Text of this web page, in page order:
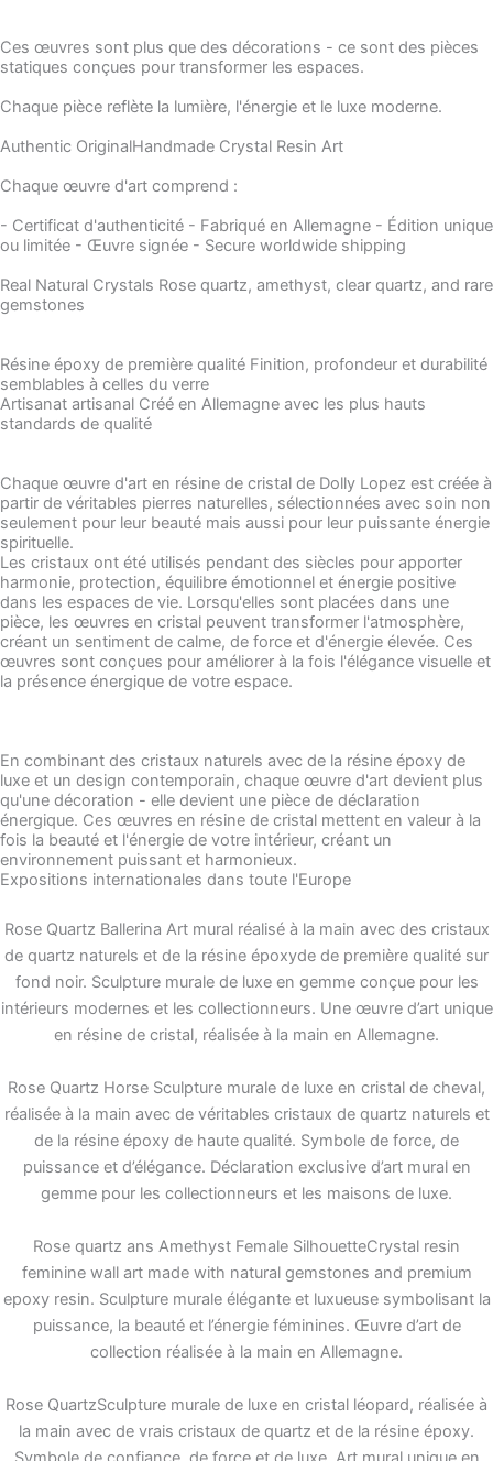
Ces œuvres sont plus que des décorations - ce sont des pièces
statiques conçues pour transformer les espaces.
Chaque pièce reflète la lumière, l'énergie et le luxe moderne.
Authentic OriginalHandmade Crystal Resin Art
Chaque œuvre d'art comprend :
- Certificat d'authenticité - Fabriqué en Allemagne - Édition unique
ou limitée - Œuvre signée - Secure worldwide shipping
Real Natural Crystals Rose quartz, amethyst, clear quartz, and rare
gemstones
Résine époxy de première qualité Finition, profondeur et durabilité
semblables à celles du verre
Artisanat artisanal Créé en Allemagne avec les plus hauts
standards de qualité
Chaque œuvre d'art en résine de cristal de Dolly Lopez est créée à
partir de véritables pierres naturelles, sélectionnées avec soin non
seulement pour leur beauté mais aussi pour leur puissante énergie
spirituelle.
Les cristaux ont été utilisés pendant des siècles pour apporter
harmonie, protection, équilibre émotionnel et énergie positive
dans les espaces de vie. Lorsqu'elles sont placées dans une
pièce, les œuvres en cristal peuvent transformer l'atmosphère,
créant un sentiment de calme, de force et d'énergie élevée. Ces
œuvres sont conçues pour améliorer à la fois l'élégance visuelle et
la présence énergique de votre espace.
En combinant des cristaux naturels avec de la résine époxy de
luxe et un design contemporain, chaque œuvre d'art devient plus
qu'une décoration - elle devient une pièce de déclaration
énergique. Ces œuvres en résine de cristal mettent en valeur à la
fois la beauté et l'énergie de votre intérieur, créant un
environnement puissant et harmonieux.
Expositions internationales dans toute l'Europe
Rose Quartz Ballerina Art mural réalisé à la main avec des cristaux
de quartz naturels et de la résine époxyde de première qualité sur
fond noir. Sculpture murale de luxe en gemme conçue pour les
intérieurs modernes et les collectionneurs. Une œuvre d’art unique
en résine de cristal, réalisée à la main en Allemagne.
Rose Quartz Horse Sculpture murale de luxe en cristal de cheval,
réalisée à la main avec de véritables cristaux de quartz naturels et
de la résine époxy de haute qualité. Symbole de force, de
puissance et d’élégance. Déclaration exclusive d’art mural en
gemme pour les collectionneurs et les maisons de luxe.
Rose quartz ans Amethyst Female SilhouetteCrystal resin
feminine wall art made with natural gemstones and premium
epoxy resin. Sculpture murale élégante et luxueuse symbolisant la
puissance, la beauté et l’énergie féminines. Œuvre d’art de
collection réalisée à la main en Allemagne.
Rose QuartzSculpture murale de luxe en cristal léopard, réalisée à
la main avec de vrais cristaux de quartz et de la résine époxy.